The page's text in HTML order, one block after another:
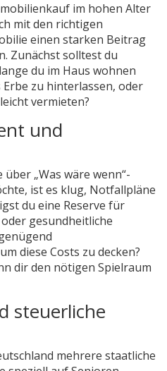
im hohen Alter
mit den richtigen
einen starken Beitrag
Zunächst solltest du
du im Haus wohnen
Erbe zu hinterlassen, oder
vermieten?
und
„Was wäre wenn“-
ist es klug, Notfallpläne
du eine Reserve für
gesundheitliche
diese Costs zu decken?
dir den nötigen Spielraum
steuerliche
mehrere staatliche